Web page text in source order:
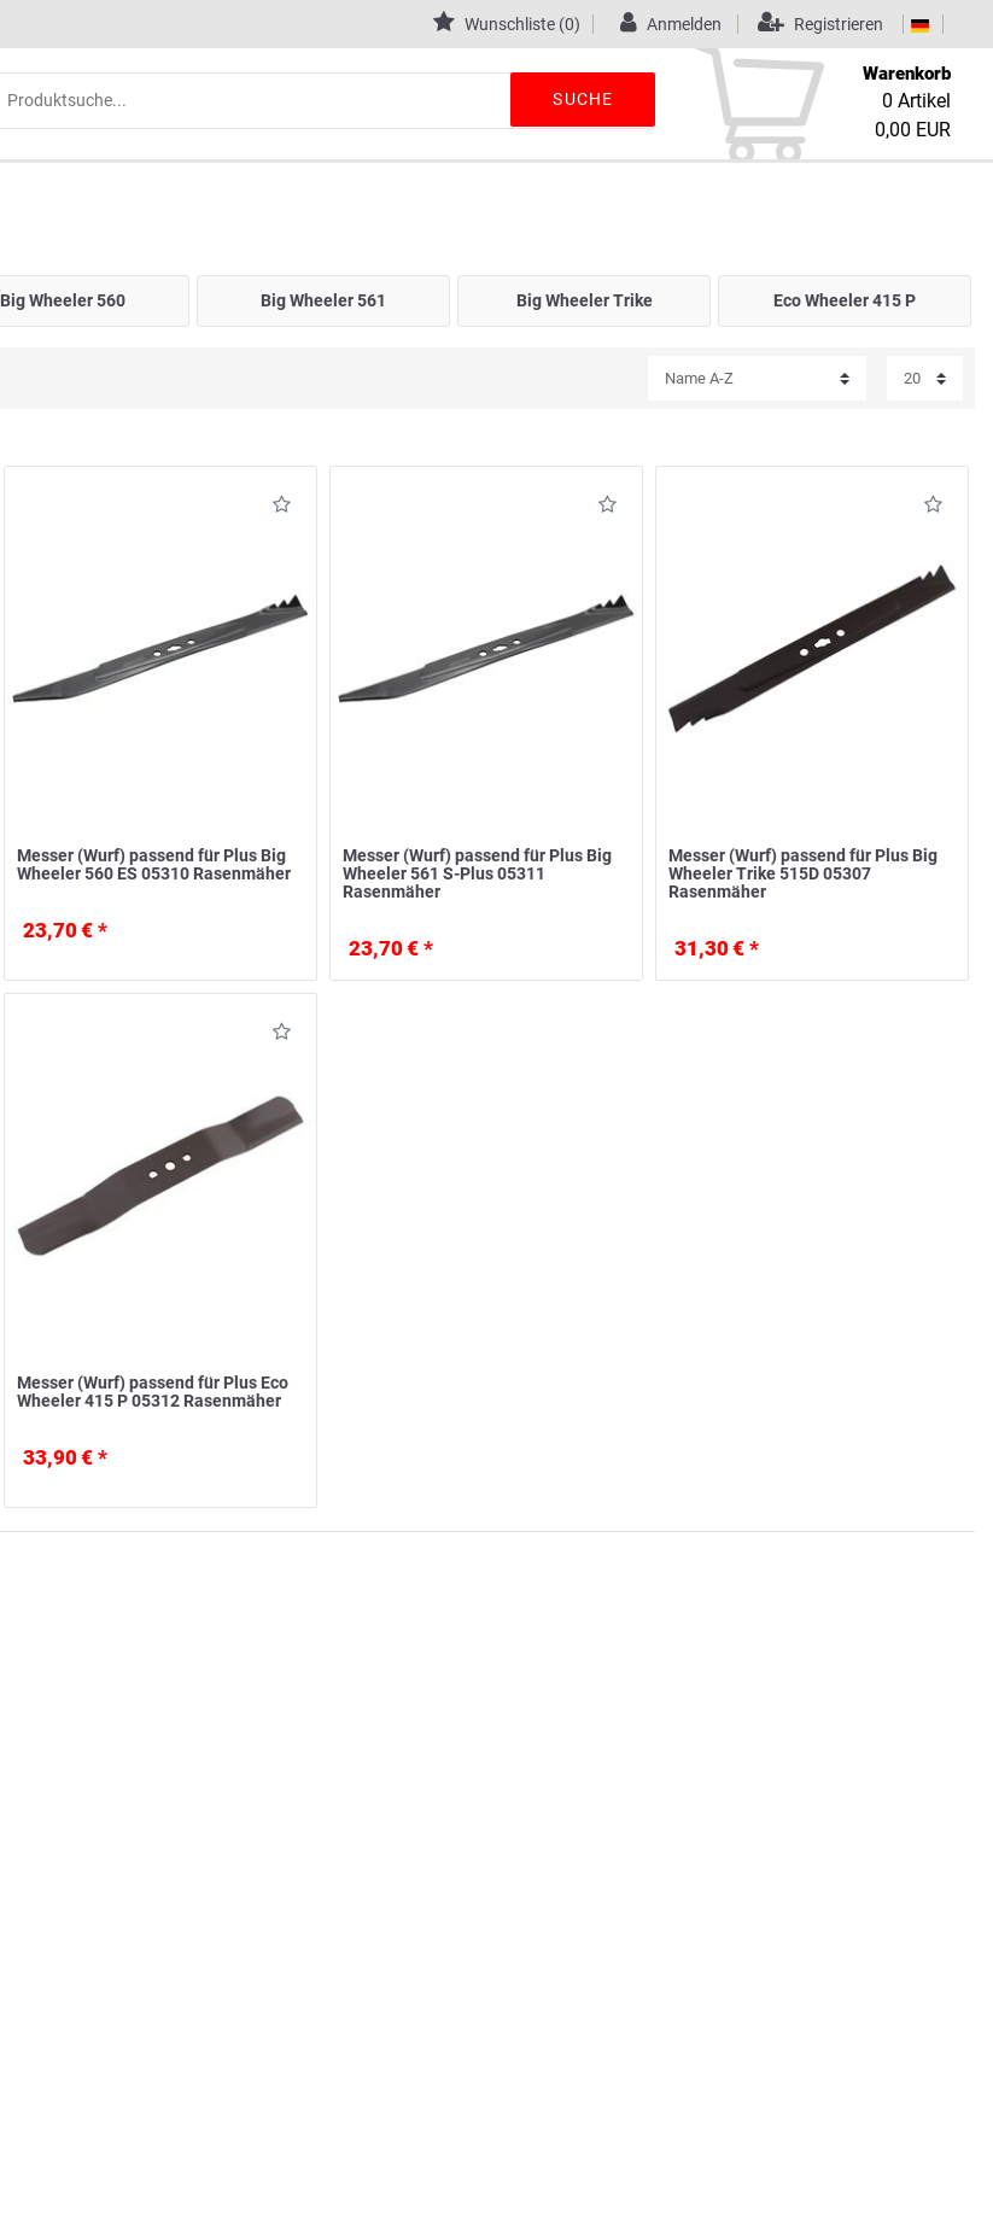
Wunschliste (0) Anmelden Registrieren
SUCHE
Warenkorb
0 Artikel
0,00 EUR
Big Wheeler 560 Big Wheeler 561 Big Wheeler Trike Eco Wheeler 415 P
Messer (Wurf) passend für Plus Big
Wheeler 560 ES 05310 Rasenmäher
23,70 € *
Messer (Wurf) passend für Plus Big
Wheeler 561 S-Plus 05311
Rasenmäher
23,70 € *
Messer (Wurf) passend für Plus Big
Wheeler Trike 515D 05307
Rasenmäher
31,30 € *
Messer (Wurf) passend für Plus Eco
Wheeler 415 P 05312 Rasenmäher
33,90 € *